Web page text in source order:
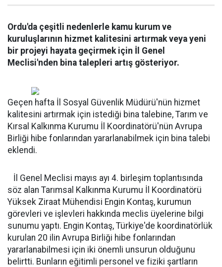
Ordu'da çeşitli nedenlerle kamu kurum ve
kuruluşlarının hizmet kalitesini artırmak veya yeni
bir projeyi hayata geçirmek için İl Genel
Meclisi'nden bina talepleri artış gösteriyor.
Geçen hafta İl Sosyal Güvenlik Müdürü'nün hizmet
kalitesini artırmak için istediği bina talebine, Tarım ve
Kırsal Kalkınma Kurumu İl Koordinatörü'nün Avrupa
Birliği hibe fonlarından yararlanabilmek için bina talebi
eklendi.
İl Genel Meclisi mayıs ayı 4. birleşim toplantısında
söz alan Tarımsal Kalkınma Kurumu İl Koordinatörü
Yüksek Ziraat Mühendisi Engin Kontaş, kurumun
görevleri ve işlevleri hakkında meclis üyelerine bilgi
sunumu yaptı. Engin Kontaş, Türkiye'de koordinatörlük
kurulan 20 ilin Avrupa Birliği hibe fonlarından
yararlanabilmesi için iki önemli unsurun olduğunu
belirtti. Bunların eğitimli personel ve fiziki şartların